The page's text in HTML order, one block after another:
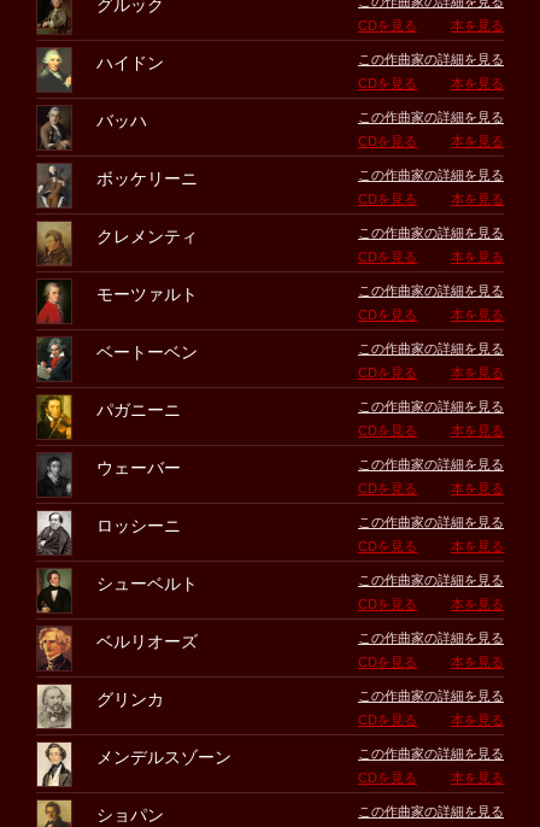
グルック
CDを見る
本を見る
ハイドン
この作曲家の詳細を見る
CDを見る
本を見る
バッハ
この作曲家の詳細を見る
CDを見る
本を見る
ボッケリーニ
この作曲家の詳細を見る
CDを見る
本を見る
クレメンティ
この作曲家の詳細を見る
CDを見る
本を見る
モーツァルト
この作曲家の詳細を見る
CDを見る
本を見る
ベートーベン
この作曲家の詳細を見る
CDを見る
本を見る
パガニーニ
この作曲家の詳細を見る
CDを見る
本を見る
ウェーバー
この作曲家の詳細を見る
CDを見る
本を見る
ロッシーニ
この作曲家の詳細を見る
CDを見る
本を見る
シューベルト
この作曲家の詳細を見る
CDを見る
本を見る
ベルリオーズ
この作曲家の詳細を見る
CDを見る
本を見る
グリンカ
この作曲家の詳細を見る
CDを見る
本を見る
メンデルスゾーン
この作曲家の詳細を見る
CDを見る
本を見る
ショパン
この作曲家の詳細を見る